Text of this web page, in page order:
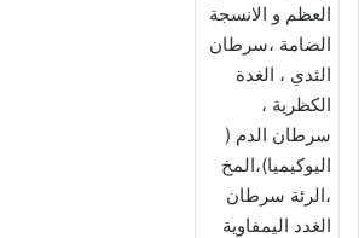
العظم و الانسجة
الضامة ،سرطان
الثدي ، الغدة
الكظرية ،
سرطان الدم (
اليوكيميا)،المخ
،الرئة سرطان
الغدد اليمفاوية